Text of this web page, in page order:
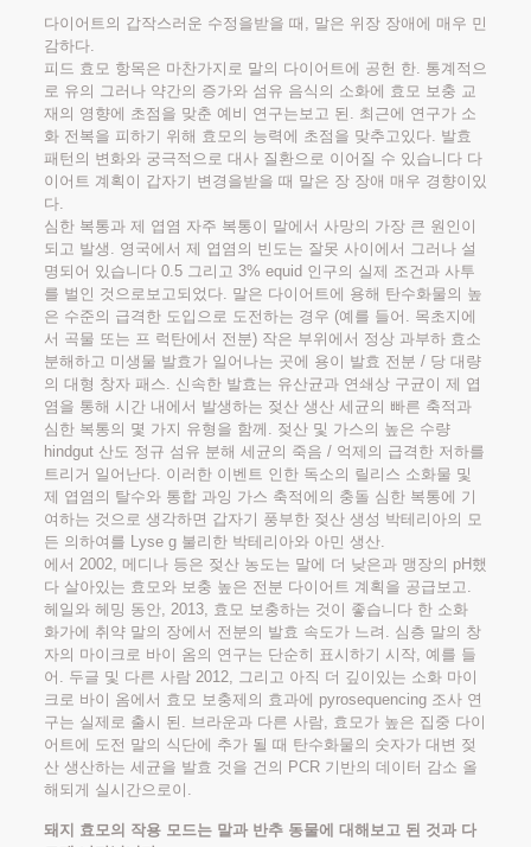
다이어트의 갑작스러운 수정을받을 때, 말은 위장 장애에 매우 민
감하다.
피드 효모 항목은 마찬가지로 말의 다이어트에 공헌 한. 통계적으
로 유의 그러나 약간의 증가와 섬유 음식의 소화에 효모 보충 교
재의 영향에 초점을 맞춘 예비 연구는보고 된. 최근에 연구가 소
화 전복을 피하기 위해 효모의 능력에 초점을 맞추고있다. 발효
패턴의 변화와 궁극적으로 대사 질환으로 이어질 수 있습니다 다
이어트 계획이 갑자기 변경을받을 때 말은 장 장애 매우 경향이있
다.
심한 복통과 제 엽염 자주 복통이 말에서 사망의 가장 큰 원인이
되고 발생. 영국에서 제 엽염의 빈도는 잘못 사이에서 그러나 설
명되어 있습니다 0.5 그리고 3% equid 인구의 실제 조건과 사투
를 벌인 것으로보고되었다. 말은 다이어트에 용해 탄수화물의 높
은 수준의 급격한 도입으로 도전하는 경우 (예를 들어. 목초지에
서 곡물 또는 프 럭탄에서 전분) 작은 부위에서 정상 과부하 효소
분해하고 미생물 발효가 일어나는 곳에 용이 발효 전분 / 당 대량
의 대형 창자 패스. 신속한 발효는 유산균과 연쇄상 구균이 제 엽
염을 통해 시간 내에서 발생하는 젖산 생산 세균의 빠른 축적과
심한 복통의 몇 가지 유형을 함께. 젖산 및 가스의 높은 수량
hindgut 산도 정규 섬유 분해 세균의 죽음 / 억제의 급격한 저하를
트리거 일어난다. 이러한 이벤트 인한 독소의 릴리스 소화물 및
제 엽염의 탈수와 통합 과잉 가스 축적에의 충돌 심한 복통에 기
여하는 것으로 생각하면 갑자기 풍부한 젖산 생성 박테리아의 모
든 의하여를 Lyse g 불리한 박테리아와 아민 생산.
에서 2002, 메디나 등은 젖산 농도는 말에 더 낮은과 맹장의 pH했
다 살아있는 효모와 보충 높은 전분 다이어트 계획을 공급보고.
헤일와 헤밍 동안, 2013, 효모 보충하는 것이 좋습니다 한 소화
화가에 취약 말의 장에서 전분의 발효 속도가 느려. 심층 말의 창
자의 마이크로 바이 옴의 연구는 단순히 표시하기 시작, 예를 들
어. 두글 및 다른 사람 2012, 그리고 아직 더 깊이있는 소화 마이
크로 바이 옴에서 효모 보충제의 효과에 pyrosequencing 조사 연
구는 실제로 출시 된. 브라운과 다른 사람, 효모가 높은 집중 다이
어트에 도전 말의 식단에 추가 될 때 탄수화물의 숫자가 대변 젖
산 생산하는 세균을 발효 것을 건의 PCR 기반의 데이터 감소 올
해되게 실시간으로이.
돼지 효모의 작용 모드는 말과 반추 동물에 대해보고 된 것과 다